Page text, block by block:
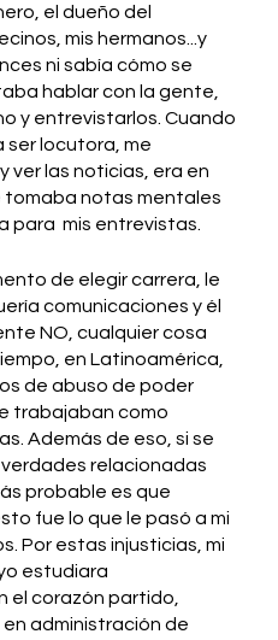
el dueño del
mis hermanos...y
ni sabía cómo se
hablar con la gente,
y entrevistarlos. Cuando
ser locutora, me
ver las noticias, era en
tomaba notas mentales
para  mis entrevistas.
de elegir carrera, le
comunicaciones y él
NO, cualquier cosa
en Latinoamérica,
de abuso de poder
trabajaban como
Además de eso, si se
relacionadas
probable es que
fue lo que le pasó a mi
Por estas injusticias, mi
estudiara
el corazón partido,
administración de